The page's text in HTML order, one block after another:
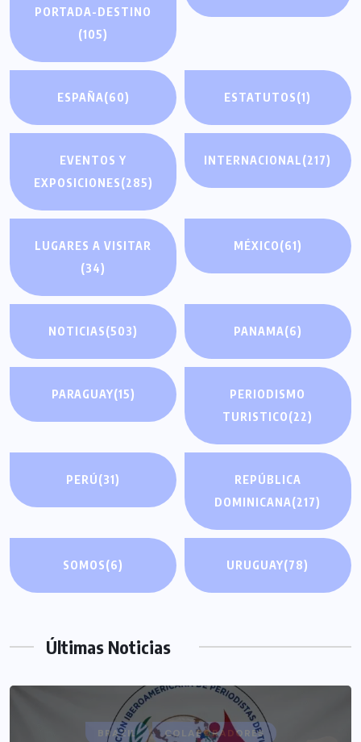
PORTADA-DESTINO
(105)
ESPAÑA(60) ESTATUTOS(1)
EVENTOS Y
EXPOSICIONES(285)
INTERNACIONAL(217)
LUGARES A VISITAR
(34)
MÉXICO(61)
NOTICIAS(503) PANAMA(6)
PARAGUAY(15)
PERIODISMO
TURISTICO(22)
PERÚ(31)
REPÚBLICA
DOMINICANA(217)
SOMOS(6) URUGUAY(78)
Últimas Noticias